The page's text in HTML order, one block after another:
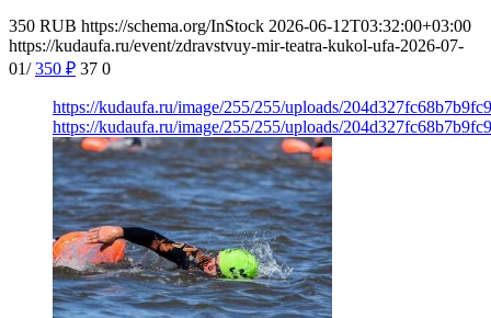
350 RUB https://schema.org/InStock 2026-06-12T03:32:00+03:00
https://kudaufa.ru/event/zdravstvuy-mir-teatra-kukol-ufa-2026-07-
01/ 350 ₽ 37 0
https://kudaufa.ru/image/255/255/uploads/
https://kudaufa.ru/image/255/255/uploads/